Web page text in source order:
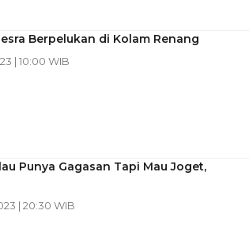
Berpelukan di Kolam Renang
| 10:00 WIB
Punya Gagasan Tapi Mau Joget,
| 20:30 WIB